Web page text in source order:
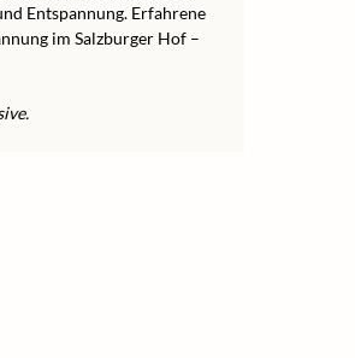
Entspannung. Erfahrene
im Salzburger Hof –